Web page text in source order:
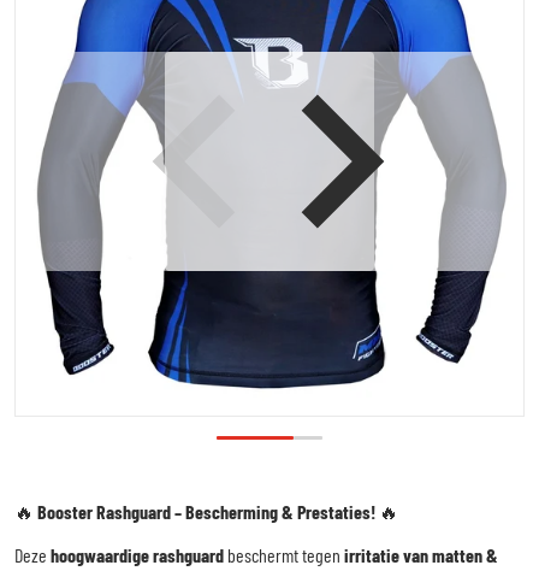
Open media 1 in galerijweergave
🔥 Booster Rashguard – Bescherming & Prestaties! 🔥
Deze hoogwaardige rashguard beschermt tegen irritatie van matten &